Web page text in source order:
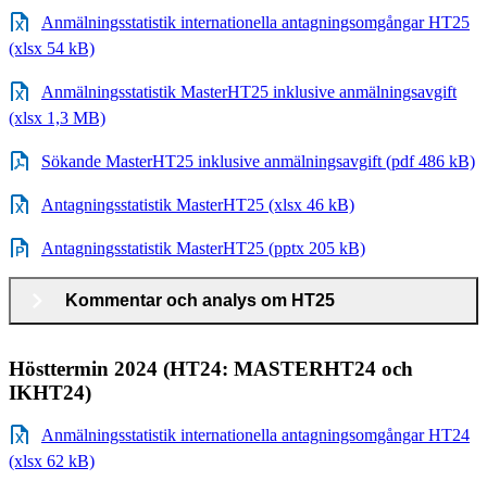
Anmälningsstatistik internationella antagningsomgångar HT25
(xlsx 54 kB)
Anmälningsstatistik MasterHT25 inklusive anmälningsavgift
(xlsx 1,3 MB)
Sökande MasterHT25 inklusive anmälningsavgift (pdf 486 kB)
Antagningsstatistik MasterHT25 (xlsx 46 kB)
Antagningsstatistik MasterHT25 (pptx 205 kB)
Kommentar och analys om HT25
Hösttermin 2024 (HT24: MASTERHT24 och
IKHT24)
Anmälningsstatistik internationella antagningsomgångar HT24
(xlsx 62 kB)